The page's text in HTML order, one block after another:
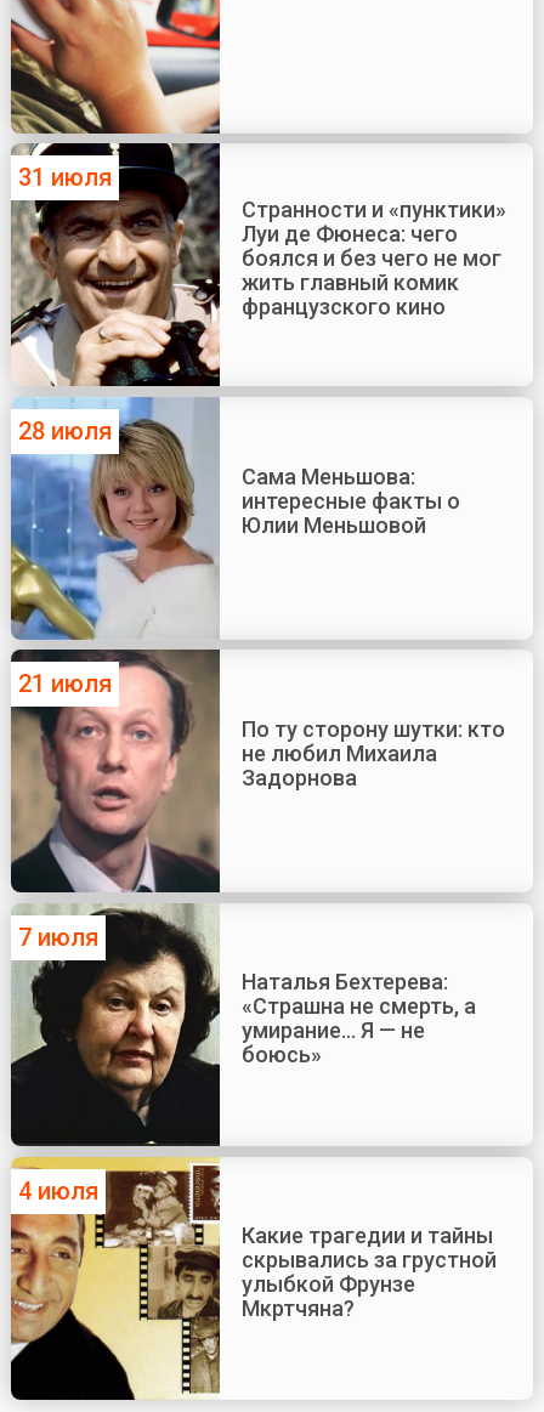
31 июля
Странности и «пунктики»
Луи де Фюнеса: чего
боялся и без чего не мог
жить главный комик
французского кино
28 июля
Сама Меньшова:
интересные факты о
Юлии Меньшовой
21 июля
По ту сторону шутки: кто
не любил Михаила
Задорнова
7 июля
Наталья Бехтерева:
«Страшна не смерть, а
умирание... Я — не
боюсь»
4 июля
Какие трагедии и тайны
скрывались за грустной
улыбкой Фрунзе
Мкртчяна?